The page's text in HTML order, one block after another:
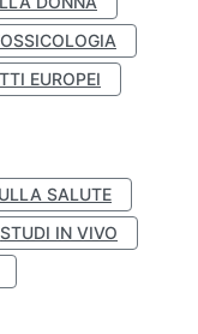
EUROPEI
SALUTE
STUDI IN VIVO